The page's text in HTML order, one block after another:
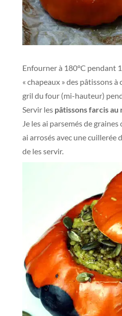
Enfourner à 180°C pendant
« chapeaux » des pâtissons
gril du four (mi-hauteur)
Servir les pâtissons farcis
Je les ai parsemés de
ai arrosés avec une cuillerée
de les servir.